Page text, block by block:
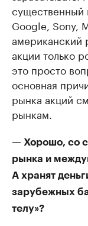
существенный
Google, Sony,
американский
акции только
это просто
основная
рынка акций
рынкам.
— Хорошо, со
рынка и
А хранят
зарубежных
телу»?